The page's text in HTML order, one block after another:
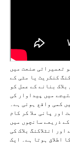
تعمیراتی صنعت میں
کنکریٹ یا مٹی کے
بنانے کے عمل کو
میں پیداوار کی
کمی واقع ہوئی ہے۔
اور پانی ملا کر کام
ذریعے سانچوں میں
انٹلاکنگ بلاک کی
اطلاق ہوتا ہے۔ ایک